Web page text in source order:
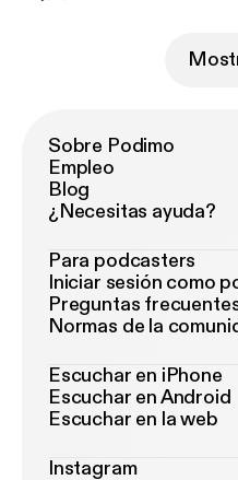
Sobre Podimo
Empleo
Blog
¿Necesitas ayuda?
Para podcasters
Iniciar sesión como
Preguntas
Normas de la
Escuchar en iPhone
Escuchar en Android
Escuchar en la web
Instagram